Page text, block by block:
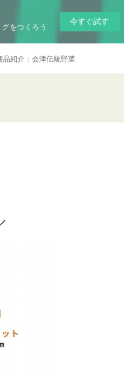
をつくろう
今すぐ試す
品紹介：会津伝統野菜